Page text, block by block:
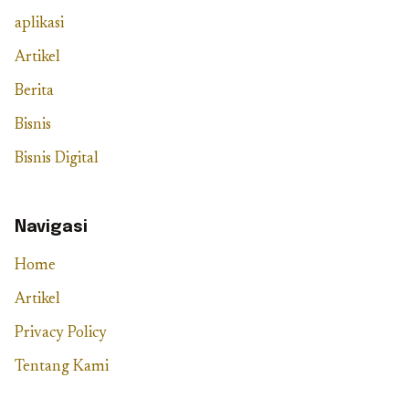
aplikasi
Artikel
Berita
Bisnis
Bisnis Digital
Navigasi
Home
Artikel
Privacy Policy
Tentang Kami